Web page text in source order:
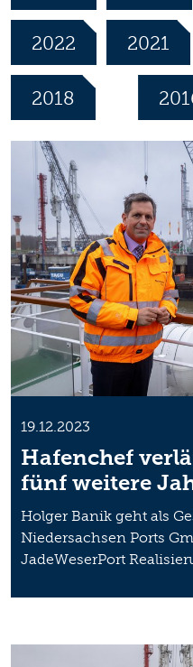
2022 2021
2018
19.12.2023
Hafenchef
fünf weitere
Holger Banik geht als
Niedersachsen Ports
JadeWeserPort